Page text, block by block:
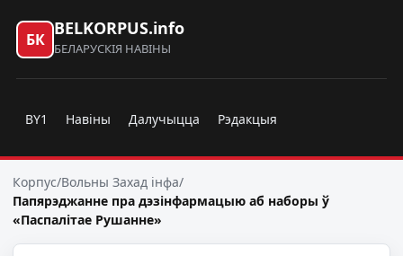
БК
BELKORPUS.info
БЕЛАРУСКІЯ НАВІНЫ
BY1 Навіны Далучыцца Рэдакцыя
Корпус/Вольны Захад інфа/
Папярэджанне пра дэзінфармацыю аб наборы ў
«Паспалітае Рушанне»